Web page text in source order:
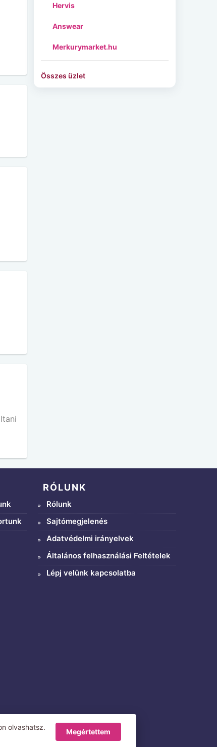
Hervis
Answear
Merkurymarket.hu
Összes üzlet
RÓLUNK
Rólunk
Sajtómegjelenés
Adatvédelmi irányelvek
Általános felhasználási Feltételek
Lépj velünk kapcsolatba
olvashatsz.
Megértettem